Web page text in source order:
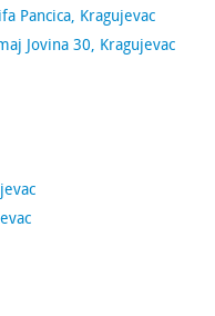
Pancica, Kragujevac
Jovina 30, Kragujevac